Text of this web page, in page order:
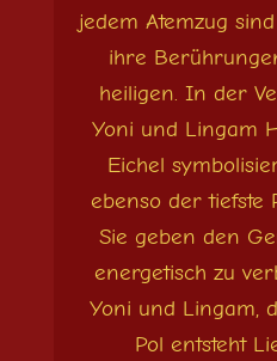
jedem Atemzug
ihre
heiligen. In der
Yoni und Lingam
Eichel
ebenso der tiefste
Sie geben den
energetisch zu
Yoni und Lingam,
Pol entsteht